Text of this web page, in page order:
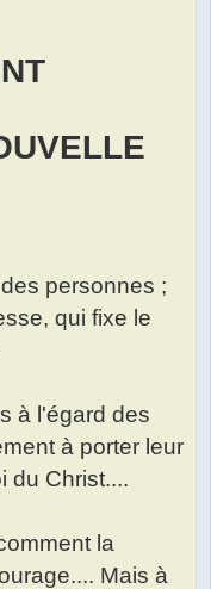
personnes ;
qui fixe le
à l'égard des
à porter leur
du Christ....
la
Mais à